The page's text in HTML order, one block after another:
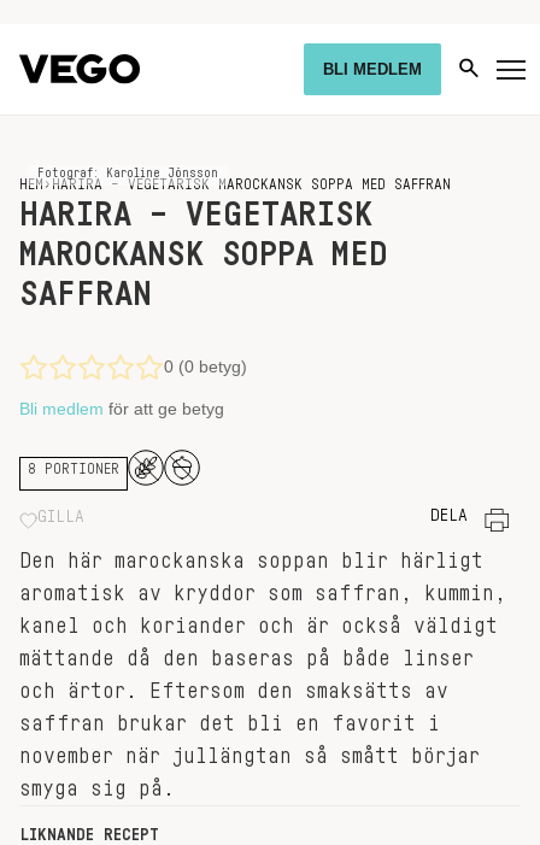
BLI MEDLEM
HEM › HARIRA – VEGETARISK MAROCKANSK SOPPA MED SAFFRAN
Fotograf: Karoline Jönsson
HARIRA – VEGETARISK
MAROCKANSK SOPPA MED
SAFFRAN
0 (0 betyg)
Bli medlem för att ge betyg
8 PORTIONER
GILLA DELA
Den här marockanska soppan blir härligt
aroma­tisk av kryddor som saffran, kummin,
kanel och koriander och är också väldigt
mättande då den baseras på både linser
och ärtor. Eftersom den smaksätts av
saffran brukar det bli en favorit i
november när jullängtan så smått börjar
smyga sig på.
LIKNANDE RECEPT